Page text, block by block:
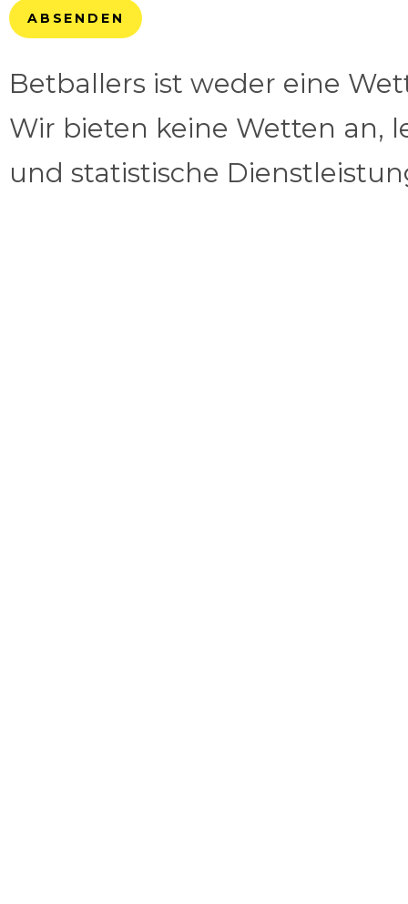
ABSENDEN
Betballers ist weder eine
Wir bieten keine Wetten an,
und statistische